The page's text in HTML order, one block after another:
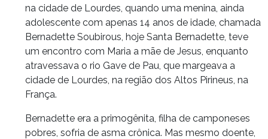
na cidade de Lourdes, quando uma menina, ainda
adolescente com apenas 14 anos de idade, chamada
Bernadette Soubirous, hoje Santa Bernadette, teve
um encontro com Maria a mãe de Jesus, enquanto
atravessava o rio Gave de Pau, que margeava a
cidade de Lourdes, na região dos Altos Pirineus, na
França.
Bernadette era a primogênita, filha de camponeses
pobres, sofria de asma crônica. Mas mesmo doente,